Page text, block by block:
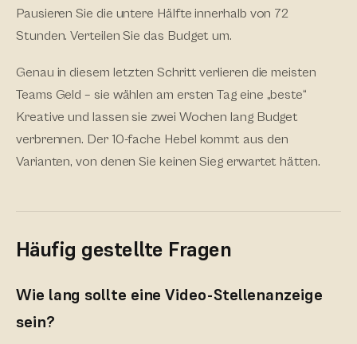
Pausieren Sie die untere Hälfte innerhalb von 72
Stunden. Verteilen Sie das Budget um.
Genau in diesem letzten Schritt verlieren die meisten
Teams Geld – sie wählen am ersten Tag eine „beste“
Kreative und lassen sie zwei Wochen lang Budget
verbrennen. Der 10-fache Hebel kommt aus den
Varianten, von denen Sie keinen Sieg erwartet hätten.
Häufig gestellte Fragen
Wie lang sollte eine Video-Stellenanzeige
sein?